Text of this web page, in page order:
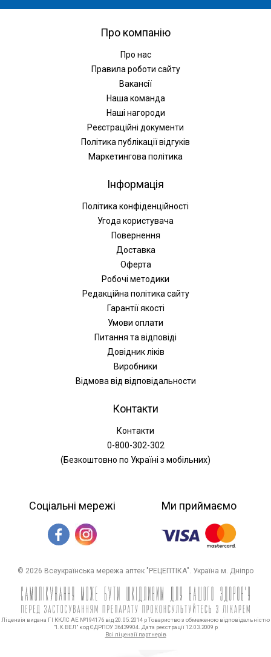
Про компанію
Про нас
Правила роботи сайту
Вакансії
Наша команда
Наші нагороди
Реєстраційні документи
Політика публікації відгуків
Маркетингова політика
Інформація
Політика конфіденційності
Угода користувача
Повернення
Доставка
Оферта
Робочі методики
Редакційна політика сайту
Гарантії якості
Умови оплати
Питання та відповіді
Довідник ліків
Виробники
Відмова від відповідальности
Контакти
Контакти
0-800-302-302
(Безкоштовно по Україні з мобільних)
Соціальні мережі Ми приймаємо
© 2026 Всеукраїнська мережа аптек "РЕЦЕПТІКА". Україна м. Дніпро
Ліцензія видана ГІ ККЛС АЕ №194176 від 20.05.2014 р Товариство з обмеженою відповідальністю
"І.К.ВЕЛ" код ЄДРПОУ 36439904. Дата реєстрації 12.03.2009 р
Всі ліцензії партнерів